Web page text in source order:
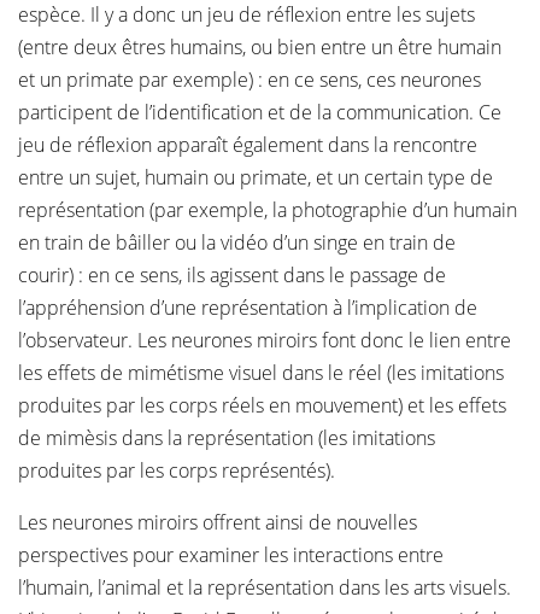
espèce. Il y a donc un jeu de réflexion entre les sujets
(entre deux êtres humains, ou bien entre un être humain
et un primate par exemple) : en ce sens, ces neurones
participent de l’identification et de la communication. Ce
jeu de réflexion apparaît également dans la rencontre
entre un sujet, humain ou primate, et un certain type de
représentation (par exemple, la photographie d’un humain
en train de bâiller ou la vidéo d’un singe en train de
courir) : en ce sens, ils agissent dans le passage de
l’appréhension d’une représentation à l’implication de
l’observateur. Les neurones miroirs font donc le lien entre
les effets de mimétisme visuel dans le réel (les imitations
produites par les corps réels en mouvement) et les effets
de mimèsis dans la représentation (les imitations
produites par les corps représentés).
Les neurones miroirs offrent ainsi de nouvelles
perspectives pour examiner les interactions entre
l’humain, l’animal et la représentation dans les arts visuels.